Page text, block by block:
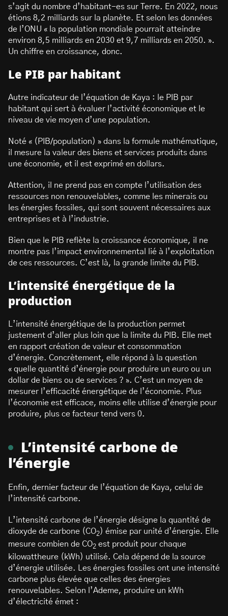
s’agit du nombre d’habitant-es sur Terre. En 2022, nous
étions 8,2 milliards sur la planète. Et selon les données
de l’ONU « la population mondiale pourrait atteindre
environ 8,5 milliards en 2030 et 9,7 milliards en 2050. ».
Un chiffre en croissance, donc.
Le PIB par habitant
Autre indicateur de l’équation de Kaya : le PIB par
habitant qui sert à évaluer l’activité économique et le
niveau de vie moyen d’une population.
Noté « (PIB/population) » dans la formule mathématique,
il mesure la valeur des biens et services produits dans
une économie, et il est exprimé en dollars.
Attention, il ne prend pas en compte l’utilisation des
ressources non renouvelables, comme les minerais ou
les énergies fossiles, qui sont souvent nécessaires aux
entreprises et à l’industrie.
Bien que le PIB reflète la croissance économique, il ne
montre pas l’impact environnemental lié à l’exploitation
de ces ressources. C’est là, la grande limite du PIB.
L’intensité énergétique de la
production
L’intensité énergétique de la production permet
justement d’aller plus loin que la limite du PIB. Elle met
en rapport création de valeur et consommation
d’énergie. Concrètement, elle répond à la question
« quelle quantité d’énergie pour produire un euro ou un
dollar de biens ou de services ? ». C’est un moyen de
mesurer l’efficacité énergétique de l’économie. Plus
l’économie est efficace, moins elle utilise d’énergie pour
produire, plus ce facteur tend vers 0.
L’intensité carbone de
l’énergie
Enfin, dernier facteur de l’équation de Kaya, celui de
l’intensité carbone.
L’intensité carbone de l’énergie désigne la quantité de
dioxyde de carbone (CO2) émise par unité d’énergie. Elle
mesure combien de CO2 est produit pour chaque
kilowattheure (kWh) utilisé. Cela dépend de la source
d’énergie utilisée. Les énergies fossiles ont une intensité
carbone plus élevée que celles des énergies
renouvelables. Selon l’Ademe, produire un kWh
d’électricité émet :